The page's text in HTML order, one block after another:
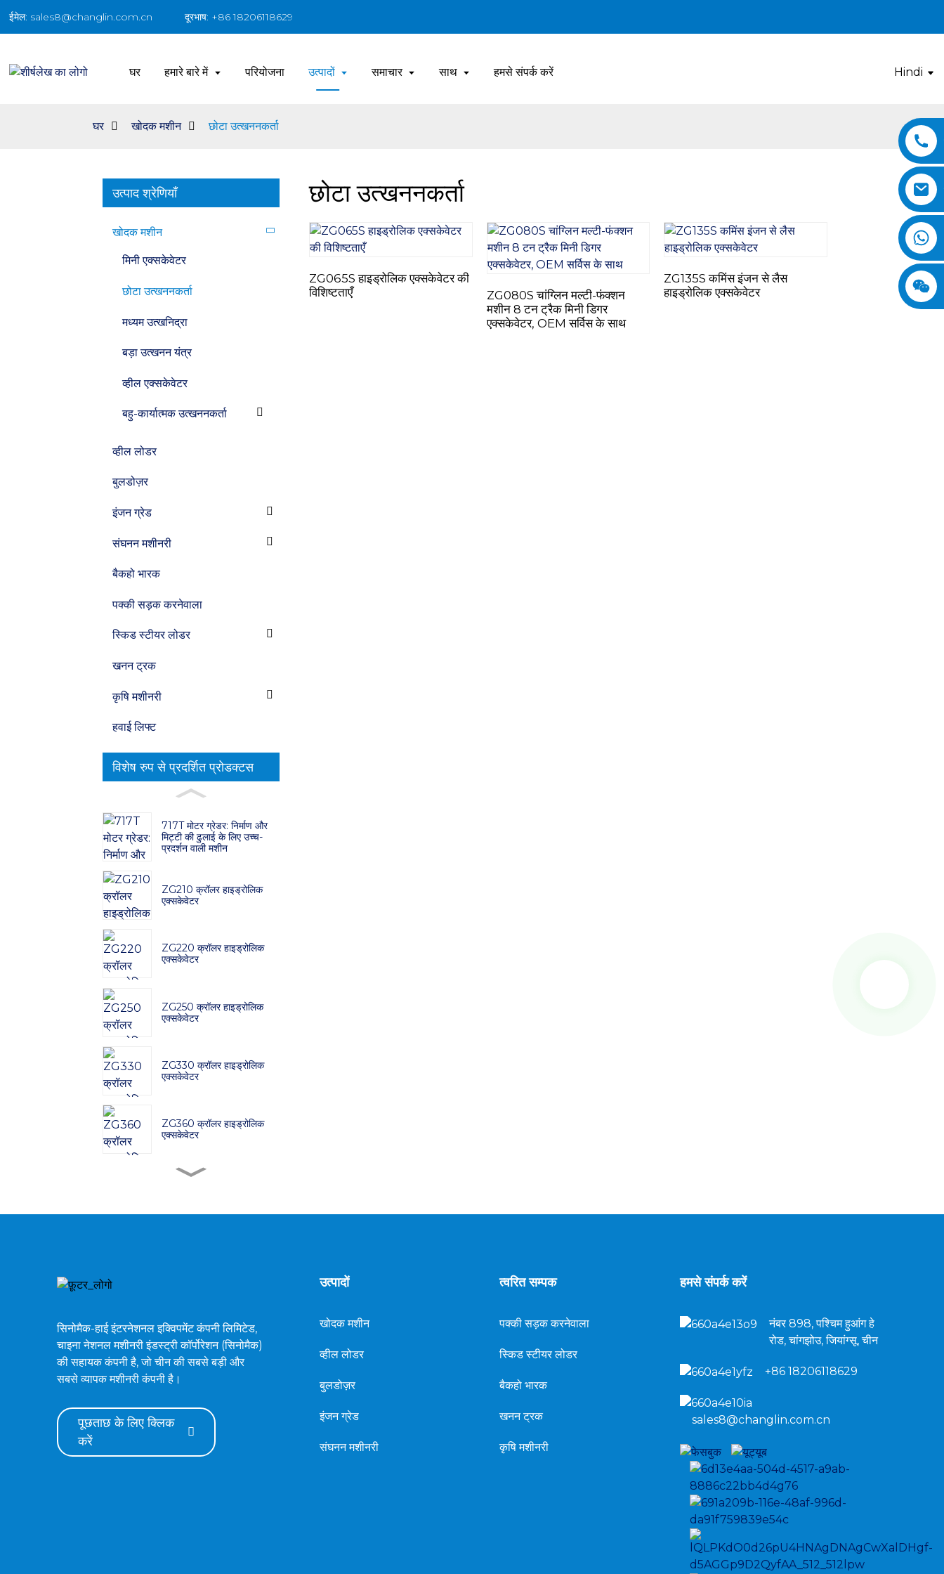
ईमेल: sales8@changlin.com.cn दूरभाष: +86 18206118629
घर हमारे बारे में परियोजना उत्पादों समाचार साथ हमसे संपर्क करें Hindi
घर खोदक मशीन छोटा उत्खननकर्ता
उत्पाद श्रेणियाँ
खोदक मशीन
मिनी एक्सकेवेटर
छोटा उत्खननकर्ता
मध्यम उत्खनिद्रा
बड़ा उत्खनन यंत्र
व्हील एक्सकेवेटर
बहु-कार्यात्मक उत्खननकर्ता
व्हील लोडर
बुलडोज़र
इंजन ग्रेड
संघनन मशीनरी
बैकहो भारक
पक्की सड़क करनेवाला
स्किड स्टीयर लोडर
खनन ट्रक
कृषि मशीनरी
हवाई लिफ्ट
विशेष रुप से प्रदर्शित प्रोडक्टस
717T मोटर ग्रेडर: निर्माण और
मिट्टी की ढुलाई के लिए उच्च-
प्रदर्शन वाली मशीन
ZG210 क्रॉलर हाइड्रोलिक
एक्सकेवेटर
ZG220 क्रॉलर हाइड्रोलिक
एक्सकेवेटर
ZG250 क्रॉलर हाइड्रोलिक
एक्सकेवेटर
ZG330 क्रॉलर हाइड्रोलिक
एक्सकेवेटर
ZG360 क्रॉलर हाइड्रोलिक
एक्सकेवेटर
ZG520 क्रॉलर हाइड्रोलिक
एक्सकेवेटर
छोटा उत्खननकर्ता
ZG065S हाइड्रोलिक एक्सकेवेटर की
विशिष्टताएँ
ZG080S चांग्लिन मल्टी-फंक्शन
मशीन 8 टन ट्रैक मिनी डिगर
एक्सकेवेटर, OEM सर्विस के साथ
ZG135S कमिंस इंजन से लैस
हाइड्रोलिक एक्सकेवेटर
सिनोमैक-हाई इंटरनेशनल इक्विपमेंट कंपनी लिमिटेड,
चाइना नेशनल मशीनरी इंडस्ट्री कॉर्पोरेशन (सिनोमैक)
की सहायक कंपनी है, जो चीन की सबसे बड़ी और
सबसे व्यापक मशीनरी कंपनी है।
पूछताछ के लिए क्लिक
करें
उत्पादों
खोदक मशीन
व्हील लोडर
बुलडोज़र
इंजन ग्रेड
संघनन मशीनरी
त्वरित सम्पक
पक्की सड़क करनेवाला
स्किड स्टीयर लोडर
बैकहो भारक
खनन ट्रक
कृषि मशीनरी
हमसे संपर्क करें
नंबर 898, पश्चिम हुआंग हे
रोड, चांगझोउ, जियांग्सू, चीन
+86 18206118629
sales8@changlin.com.cn